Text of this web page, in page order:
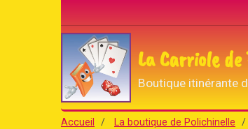
La Carriole
Boutique itinérante
Accueil La boutique de Polichinelle